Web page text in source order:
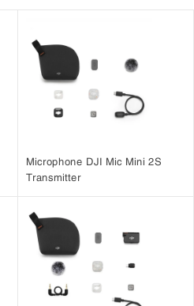
Microphone DJI Mic Mini 2S
Transmitter